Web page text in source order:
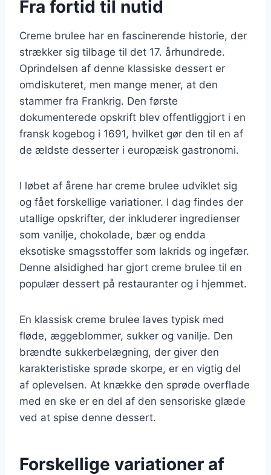
Fra fortid til nutid
Creme brulee har en fascinerende historie, der
strækker sig tilbage til det 17. århundrede.
Oprindelsen af denne klassiske dessert er
omdiskuteret, men mange mener, at den
stammer fra Frankrig. Den første
dokumenterede opskrift blev offentliggjort i en
fransk kogebog i 1691, hvilket gør den til en af
de ældste desserter i europæisk gastronomi.
I løbet af årene har creme brulee udviklet sig
og fået forskellige variationer. I dag findes der
utallige opskrifter, der inkluderer ingredienser
som vanilje, chokolade, bær og endda
eksotiske smagsstoffer som lakrids og ingefær.
Denne alsidighed har gjort creme brulee til en
populær dessert på restauranter og i hjemmet.
En klassisk creme brulee laves typisk med
fløde, æggeblommer, sukker og vanilje. Den
brændte sukkerbelægning, der giver den
karakteristiske sprøde skorpe, er en vigtig del
af oplevelsen. At knække den sprøde overflade
med en ske er en del af den sensoriske glæde
ved at spise denne dessert.
Forskellige variationer af